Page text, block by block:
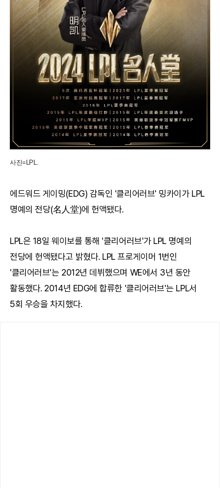
사진=LPL.
에드워드 게이밍(EDG) 감독인 '클리어러브' 밍카이가 LPL
명예의 전당(名人堂)에 헌액됐다.
LPL은 18일 웨이보를 통해 '클리어러브'가 LPL 명예의
전당에 헌액됐다고 밝혔다. LPL 프로게이머 1번인
'클리어러브'는 2012년 데뷔했으며 WE에서 3년 동안
활동했다. 2014년 EDG에 합류한 '클리어러브'는 LPL서
5회 우승을 차지했다.